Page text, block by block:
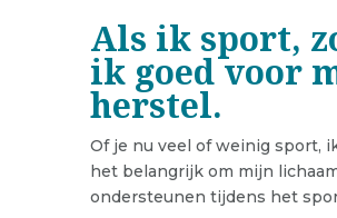
Als ik sport,
ik goed voor
herstel.
Of je nu veel of weinig sport,
het belangrijk om mijn
ondersteunen tijdens het